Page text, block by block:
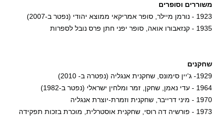
משוררים וסופרים
1923 - נורמן מיילר, סופר אמריקאי ממוצא יהודי (נפטר ב-2007)
1935 - קנזאבורו אואה, סופר יפני חתן פרס נובל לספרות
שחקנים
1929- ג'יין סימונס, שחקנית אנגליה (נפטרה ב- 2010)
1964 - עדי נאמן, שחקן, זמר ומלחין ישראלי (נפטר ב-1982)
1970 - מיני דרייבר, שחקנית וזמרת-יוצרת אנגליה
1973 - פורשיה דה רוסי, שחקנית אוסטרלית, מוכרת בזכות תפקידה